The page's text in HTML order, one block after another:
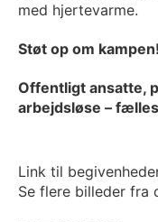
med hjertevarme.
Støt op om kampen!
Offentligt ansatte,
arbejdsløse –
Link til
Se flere billeder fra